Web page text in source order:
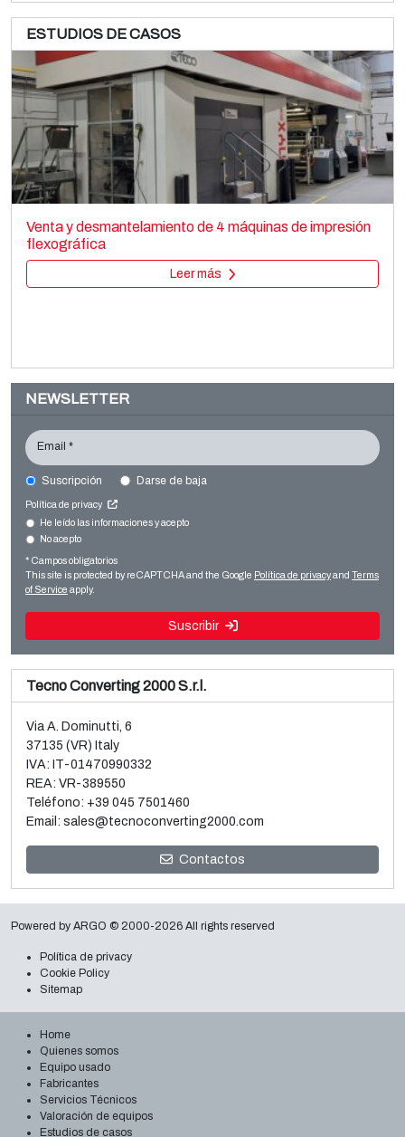
EREMA PC1006T
Film extrusion lines
Regranulators
Leer más
Printing machines
Flexo CI
Leer más
ESTUDIOS DE CASOS
Venta y desmantelamiento de 4 máquinas de impresión
flexográfica
Leer más
Venta y desmontaje de línea BOPP Brückner 3 capas
usada
Venta y desmontaje de 3 Metalizadoras al vacío Galileo
Leer más
NEWSLETTER
Email *
Suscripción Darse de baja
Política de privacy
He leído las informaciones y acepto
No acepto
* Campos obligatorios
This site is protected by reCAPTCHA and the Google Política de privacyand Terms
of Service apply.
Suscribir
Tecno Converting 2000 S.r.l.
Via A. Dominutti, 6
37135 (VR) Italy
IVA: IT-01470990332
REA: VR-389550
Teléfono: +39 045 7501460
Email: sales@tecnoconverting2000.com
Contactos
Powered by ARGO © 2000-2026 All rights reserved
Política de privacy
Cookie Policy
Sitemap
Home
Quienes somos
Equipo usado
Fabricantes
Servicios Técnicos
Valoración de equipos
Estudios de casos